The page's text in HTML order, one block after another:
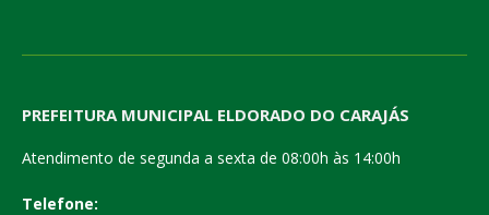
PREFEITURA MUNICIPAL ELDORADO DO CARAJÁS
Atendimento de segunda a sexta de 08:00h às 14:00h
Telefone: